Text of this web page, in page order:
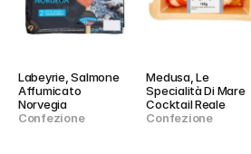
Labeyrie, Salmone
Affumicato
Norvegia
Confezione
Medusa, Le
Specialità Di Mare
Cocktail Reale
Confezione